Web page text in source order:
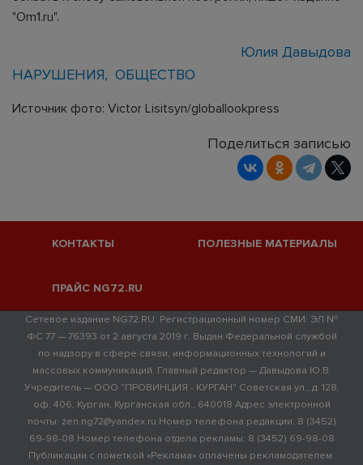
"Om1.ru".
Юлия Давыдова
НАРУШЕНИЯ
ОБЩЕСТВО
Источник фото: Victor Lisitsyn/globallookpress
Поделиться записью
КОНТАКТЫ ПОЛЕЗНЫЕ МАТЕРИАЛЫ
ПРАЙС NG72.RU
Сетевое издание NG72.RU. Регистрационный номер СМИ: ЭЛ №
ФС 77 — 76393 от 2 августа 2019 г. Выдан Федеральной службой
по надзору в сфере связи, информационных технологий и
массовых коммуникаций. Главный редактор — Давыдова Ю.В.
Учредитель — ООО "ПРОВИНЦИЯ - КУРГАН" Советская ул., д. 128,
оф. 406, Курган, Курганская обл., 640018 Адрес электронной
почты: zen.ng72@yandex.ru Номер телефона редакции: 8 (3452)
69-98-08 Номер телефона отдела рекламы: 8 (3452) 69-98-08
Публикации с пометкой «Реклама» оплачены рекламодателем.